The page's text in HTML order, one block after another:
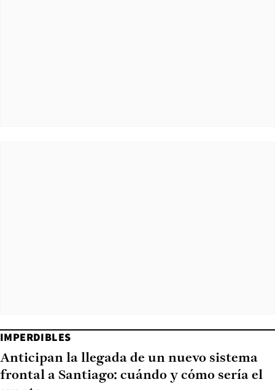
IMPERDIBLES
Anticipan la llegada de un nuevo sistema
frontal a Santiago: cuándo y cómo sería el